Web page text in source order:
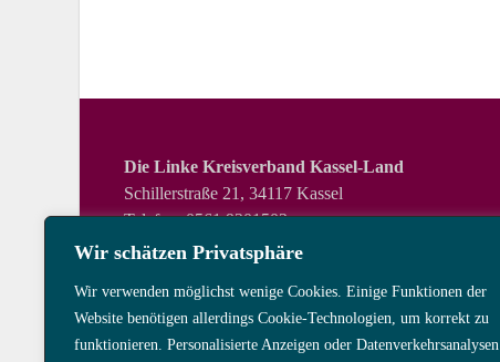
Wir schätzen Privatsphäre
Wir verwenden möglichst wenige Cookies. Einige Funktionen der
Website benötigen allerdings Cookie-Technologien, um korrekt zu
funktionieren. Personalisierte Anzeigen oder Datenverkehrsanalysen
Die Linke Kreisverband Kassel-Land
Schillerstraße 21, 34117 Kassel
Telefon: 0561 9201503
vorstand@die-linke-landkreis-kassel.de
Folge uns auch hier: